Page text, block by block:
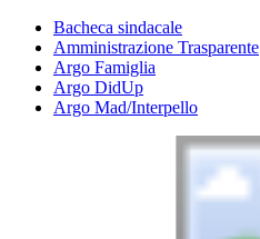
Bacheca sindacale
Amministrazione Trasparente
Argo Famiglia
Argo DidUp
Argo Mad/Interpello